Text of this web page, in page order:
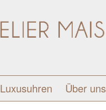
Luxusuhren Über uns